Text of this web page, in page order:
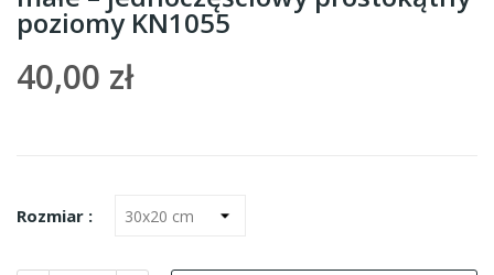
poziomy KN1055
40,00 zł
Rozmiar :